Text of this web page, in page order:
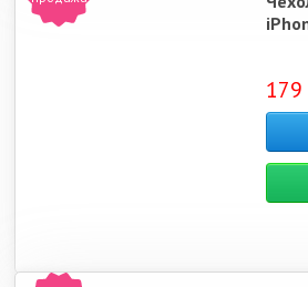
179